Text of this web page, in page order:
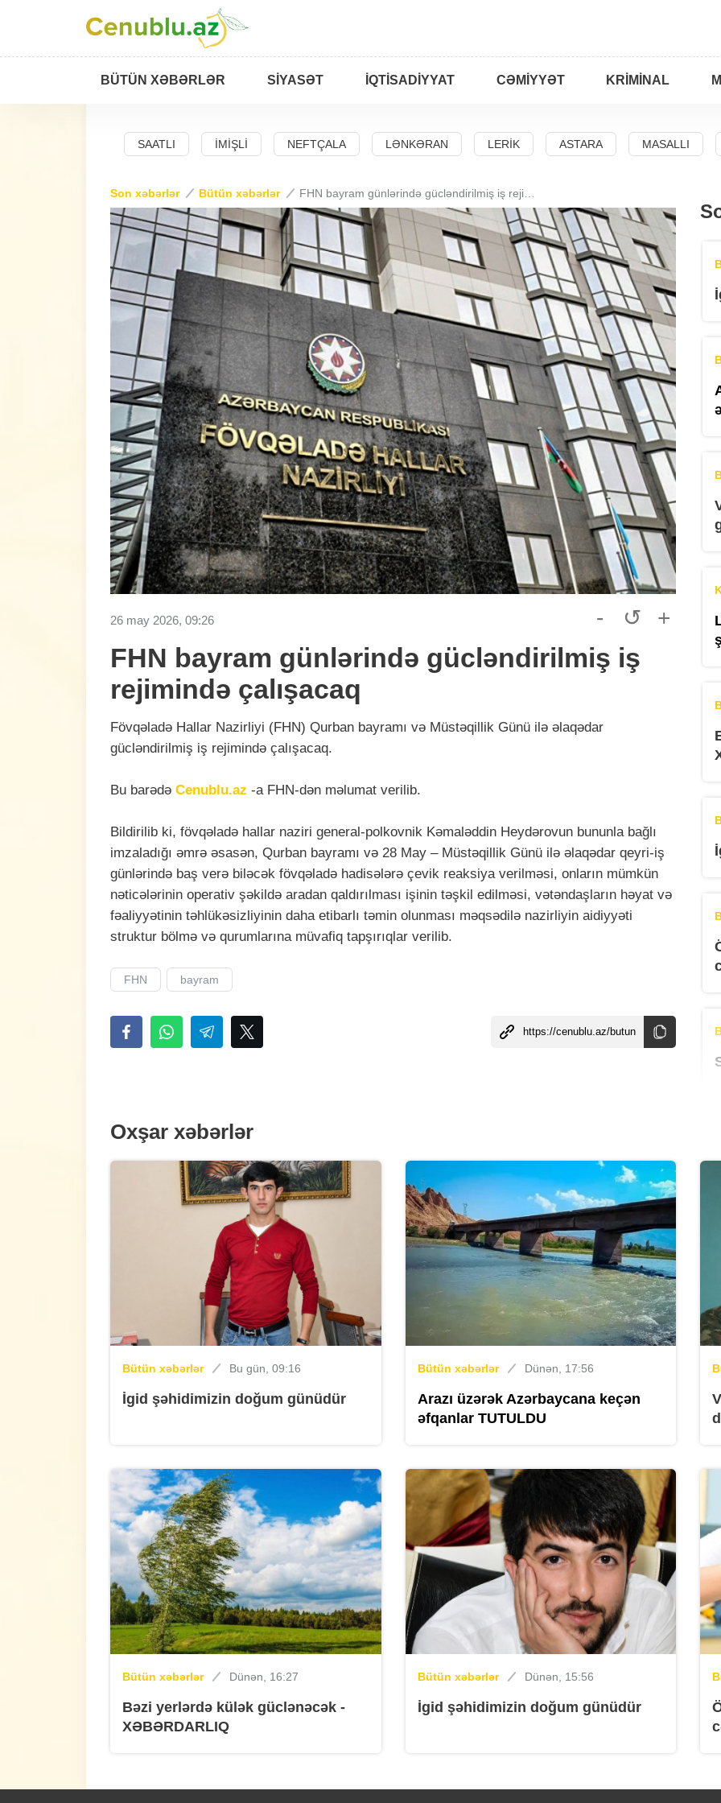
BÜTÜN XƏBƏRLƏR SIYASƏT İQTISADIYYAT CƏMIYYƏT KRIMINAL
SAATLI İMIŞLI NEFTÇALA LƏNKƏRAN LERIK ASTARA MASALLI
Son xəbərlər Bütün xəbərlər
26 may 2026, 09:26 - ↺ +
FHN bayram günlərində gücləndirilmiş iş
rejimində çalışacaq
Fövqəladə Hallar Nazirliyi (FHN) Qurban bayramı və Müstəqillik Günü ilə əlaqədar
gücləndirilmiş iş rejimində çalışacaq.
Bu barədə Cenublu.az -a FHN-dən məlumat verilib.
Bildirilib ki, fövqəladə hallar naziri general-polkovnik Kəmaləddin Heydərovun bununla bağlı
imzaladığı əmrə əsasən, Qurban bayramı və 28 May – Müstəqillik Günü ilə əlaqədar qeyri-iş
günlərində baş verə biləcək fövqəladə hadisələrə çevik reaksiya verilməsi, onların mümkün
nəticələrinin operativ şəkildə aradan qaldırılması işinin təşkil edilməsi, vətəndaşların həyat və
fəaliyyətinin təhlükəsizliyinin daha etibarlı təmin olunması məqsədilə nazirliyin aidiyyəti
struktur bölmə və qurumlarına müvafiq tapşırıqlar verilib.
FHN bayram
Oxşar xəbərlər
Bütün xəbərlər Bu gün, 09:16
İgid şəhidimizin doğum günüdür
Bütün xəbərlər Dünən, 17:56
Arazı üzərək Azərbaycana keçən
əfqanlar TUTULDU
Bütün xəbərlər Dünən, 16:27
Bəzi yerlərdə külək güclənəcək -
XƏBƏRDARLIQ
Bütün xəbərlər Dünən, 15:56
İgid şəhidimizin doğum günüdür